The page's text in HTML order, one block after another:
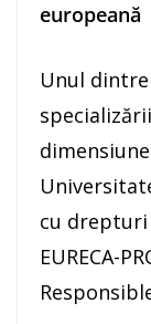
europeană
Unul
cu drepturi
EURECA-